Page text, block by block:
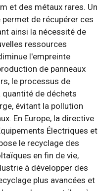
et des métaux rares. Un
de récupérer ces
ainsi la nécessité de
ressources
l'empreinte
de panneaux
le processus de
de déchets
évitant la pollution
En Europe, la directive
Électriques et
le recyclage des
en fin de vie,
à développer des
plus avancées et